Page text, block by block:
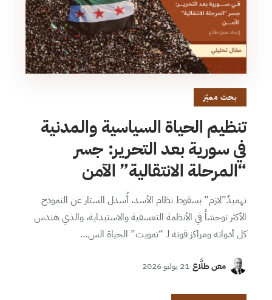
بحث مميّز
تنظيم الحياة السياسية والمدنية
في سورية بعد التحرير: جسر
“المرحلة الانتقالية” الآمن
تهميدٌ”لازم” بسقوط نظام الأسد، أُسدل الستار عن النموذج
الأكثر توحشاً في الأنظمة التعسفية والاستبداية، والذي هندس
كل أدواته ومراكز قوته لـ “تمويت” الحياة الس…
معن طلَّاع·21 يوليو 2026